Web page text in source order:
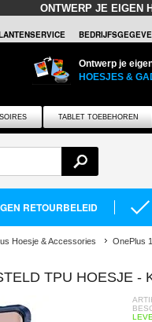
ONTWERP JE EIGEN
Ontwerp je
HOESJES &
TABLET TOEBEHOREN
RETOURBELEID
Hoesje & Accessories OnePlus
TPU HOESJE -